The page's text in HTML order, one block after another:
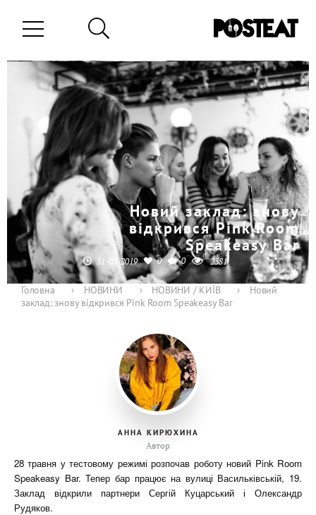
Новий заклад: знову
відкрився Pink Room
Speakeasy Bar
31-05-2019 0 0 2581
Головна › НОВИНИ › НОВИНИ / КИЇВ ›
Новий
заклад: знову відкрився Pink Room Speakeasy Bar
АННА КИРЮХИНА
Автор
28 травня у тестовому режимі розпочав роботу новий Pink Room
Speakeasy Bar. Тепер бар працює на вулиці Васильківській, 19.
Заклад відкрили партнери Сергій Куцарський і Олександр
Рудяков.